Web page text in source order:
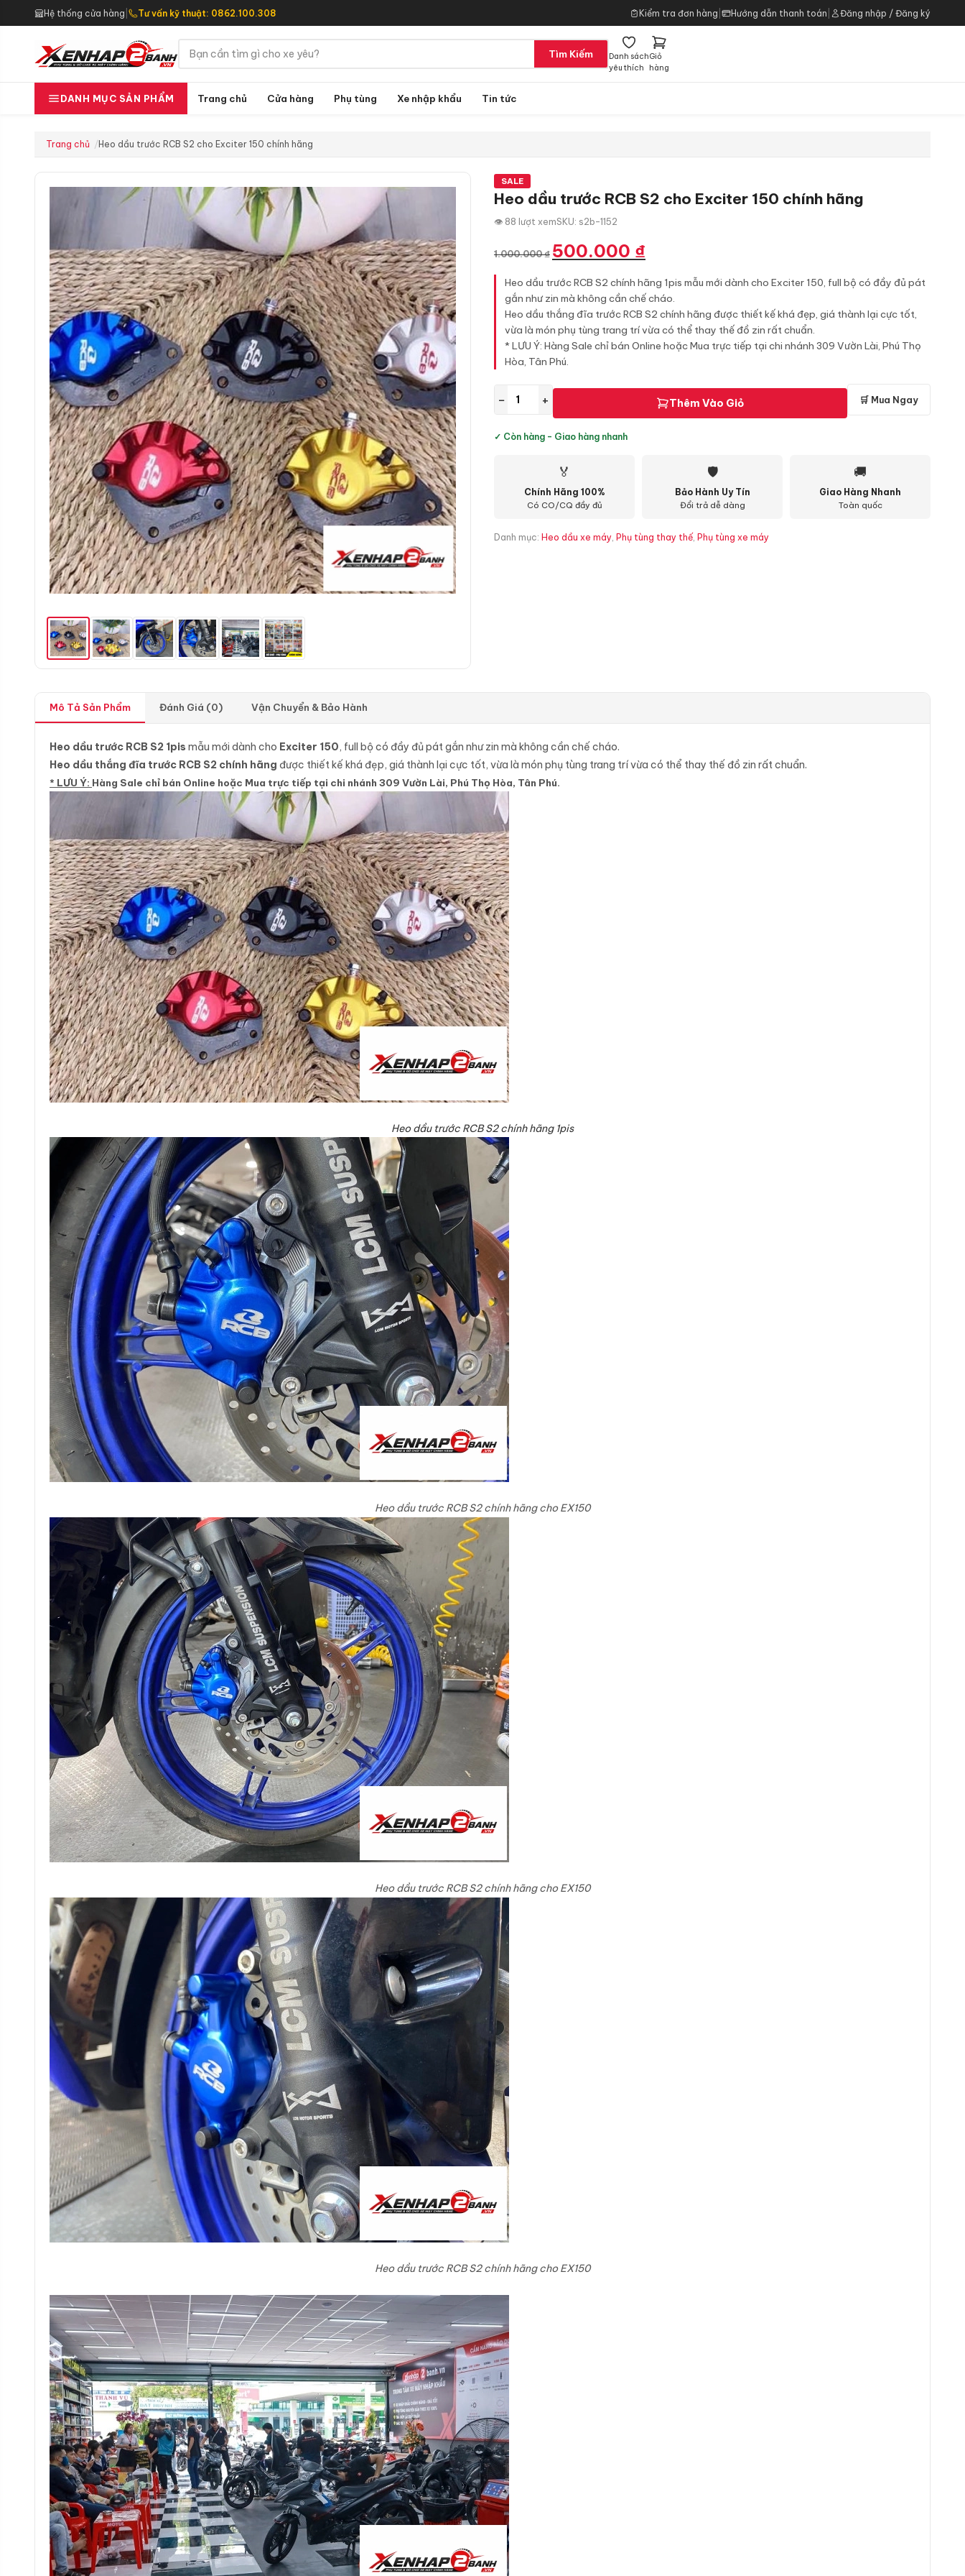
Hệ thống cửa hàng Tư vấn kỹ thuật: 0862.100.308 Kiểm tra đơn hàng Hướng dẫn thanh toán Đăng nhập / Đăng ký
Tìm Kiếm
Danh sách
yêu thích
Giỏ
hàng
DANH MỤC SẢN PHẨM Trang chủ Cửa hàng Phụ tùng Xe nhập khẩu Tin tức
Trang chủ Heo dầu trước RCB S2 cho Exciter 150 chính hãng
SALE
Heo dầu trước RCB S2 cho Exciter 150 chính hãng
👁 88 lượt xemSKU: s2b-1152
1.000.000₫
Giá
gốc
là:
1.000.000 ₫.
500.000 ₫
hiện
tại
là:
500.000 ₫.
Heo dầu trước RCB S2 chính hãng 1pis mẫu mới dành cho Exciter 150, full bộ có đầy đủ pát
gắn như zin mà không cần chế cháo.
Heo dầu thắng đĩa trước RCB S2 chính hãng được thiết kế khá đẹp, giá thành lại cực tốt,
vừa là món phụ tùng trang trí vừa có thể thay thế đồ zin rất chuẩn.
* LƯU Ý: Hàng Sale chỉ bán Online hoặc Mua trực tiếp tại chi nhánh 309 Vườn Lài, Phú Thọ
Hòa, Tân Phú.
− + Thêm Vào Giỏ 🛒 Mua Ngay
✓ Còn hàng - Giao hàng nhanh
🏅
Chính Hãng 100%
Có CO/CQ đầy đủ
🛡
Bảo Hành Uy Tín
Đổi trả dễ dàng
🚚
Giao Hàng Nhanh
Toàn quốc
Danh mục: Heo dầu xe máy, Phụ tùng thay thế, Phụ tùng xe máy
Mô Tả Sản Phẩm Đánh Giá (0) Vận Chuyển & Bảo Hành
Heo dầu trước RCB S2 1pis mẫu mới dành cho Exciter 150, full bộ có đầy đủ pát gắn như zin mà không cần chế cháo.
Heo dầu thắng đĩa trước RCB S2 chính hãng được thiết kế khá đẹp, giá thành lại cực tốt, vừa là món phụ tùng trang trí vừa có thể thay thế đồ zin rất chuẩn.
* LƯU Ý: Hàng Sale chỉ bán Online hoặc Mua trực tiếp tại chi nhánh 309 Vườn Lài, Phú Thọ Hòa, Tân Phú.
Heo dầu trước RCB S2 chính hãng 1pis
Heo dầu trước RCB S2 chính hãng cho EX150
Heo dầu trước RCB S2 chính hãng cho EX150
Heo dầu trước RCB S2 chính hãng cho EX150